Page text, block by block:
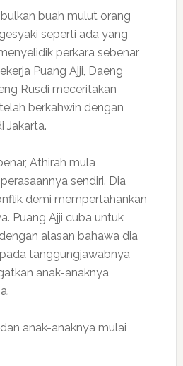
buah mulut orang
seperti ada yang
perkara sebenar
Puang Ajji, Daeng
Rusdi meceritakan
berkahwin dengan
Jakarta.
Athirah mula
sendiri. Dia
demi mempertahankan
Puang Ajji cuba untuk
alasan bahawa dia
tanggungjawabnya
anak-anaknya
anak-anaknya mulai